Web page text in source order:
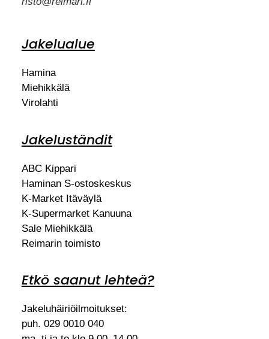
Jakelualue
Hamina
Miehikkälä
Virolahti
Jakeluständit
ABC Kippari
Haminan S-ostoskeskus
K-Market Itäväylä
K-Supermarket Kanuuna
Sale Miehikkälä
Reimarin toimisto
Etkö saanut lehteä?
Jakeluhäiriöilmoitukset:
puh. 029 0010 040